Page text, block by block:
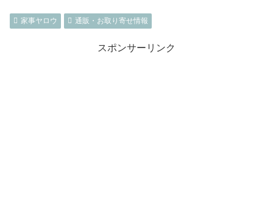
家事ヤロウ 通販・お取り寄せ情報
スポンサーリンク